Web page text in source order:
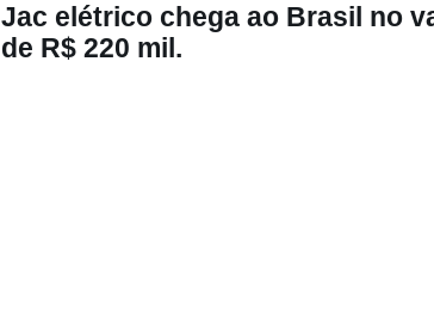
Jac elétrico chega ao Brasil no
de R$ 220 mil.